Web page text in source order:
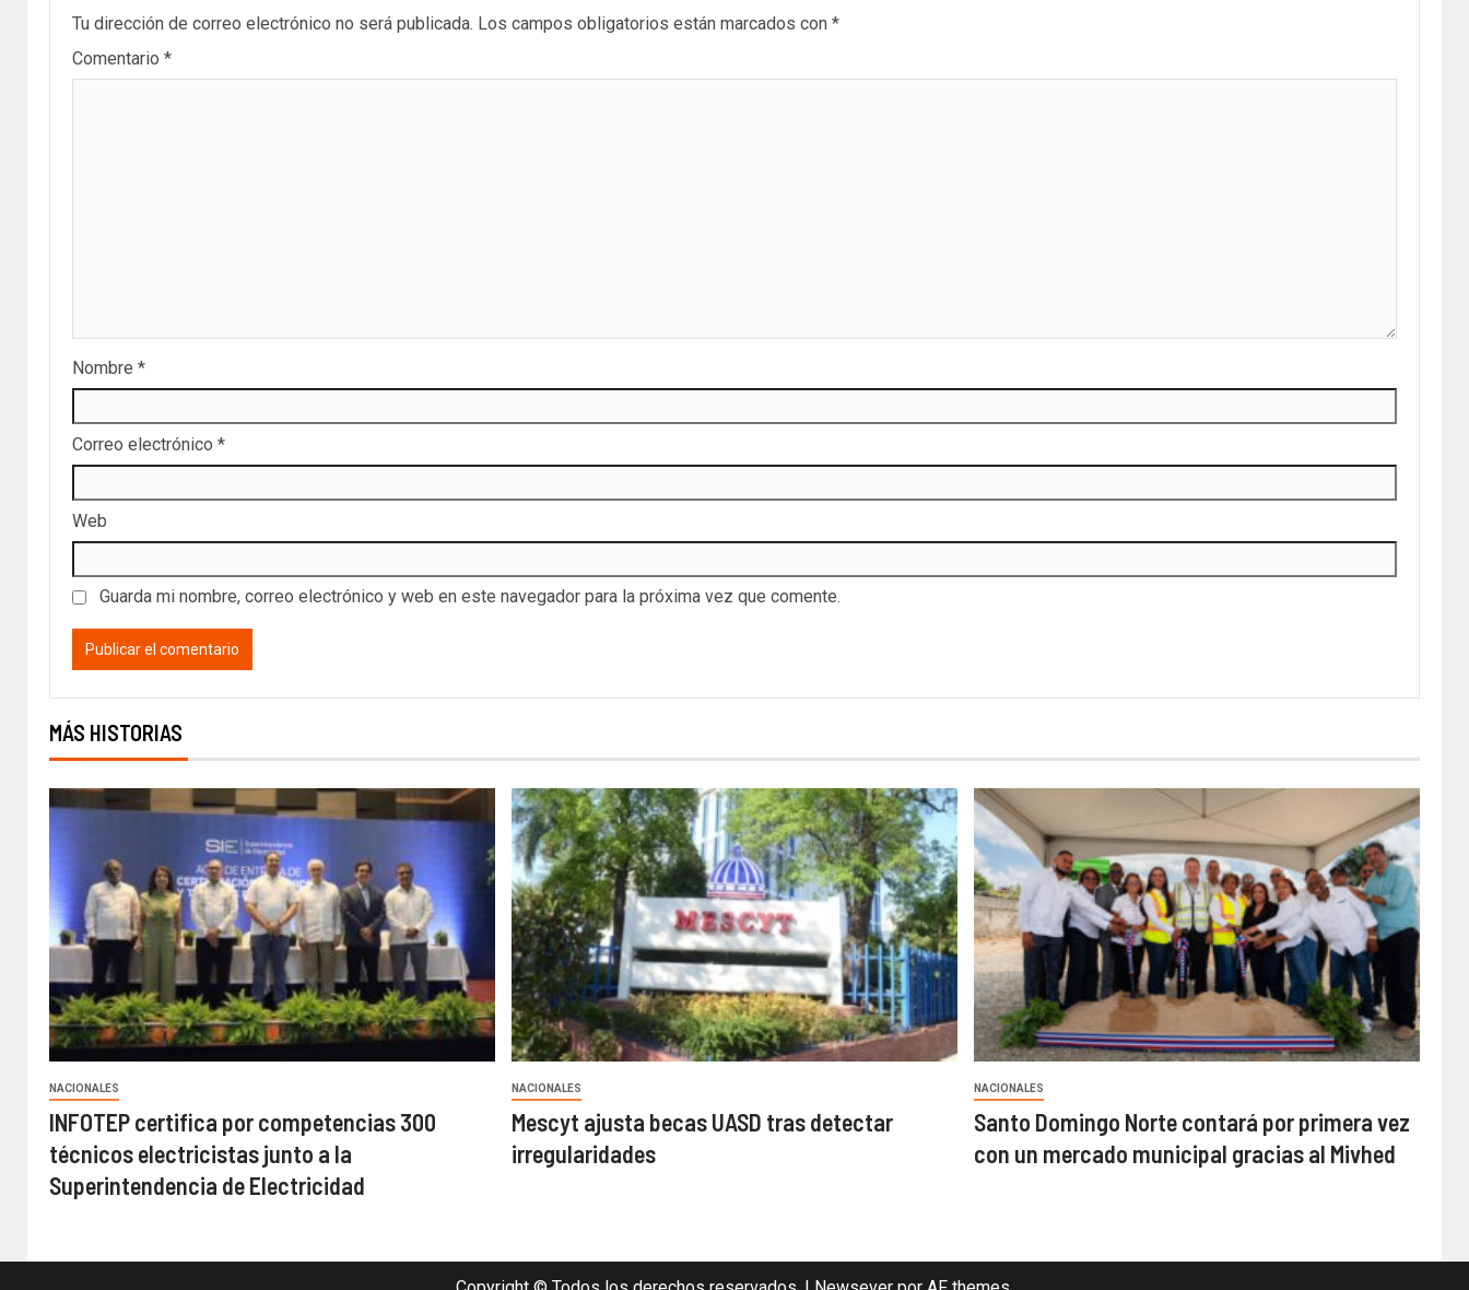
Tu dirección de correo electrónico no será publicada. Los campos obligatorios están marcados con *
Comentario *
Nombre *
Correo electrónico *
Web
Guarda mi nombre, correo electrónico y web en este navegador para la próxima vez que comente.
MÁS HISTORIAS
NACIONALES
INFOTEP certifica por competencias 300
técnicos electricistas junto a la
Superintendencia de Electricidad
NACIONALES
Mescyt ajusta becas UASD tras detectar
irregularidades
NACIONALES
Santo Domingo Norte contará por primera vez
con un mercado municipal gracias al Mivhed